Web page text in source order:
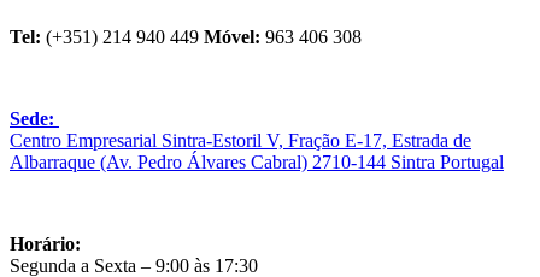
Tel: (+351) 214 940 449 Móvel: 963 406 308
Sede:
Centro Empresarial Sintra-Estoril V, Fração E-17, Estrada de
Albarraque (Av. Pedro Álvares Cabral) 2710-144 Sintra Portugal
Horário:
Segunda a Sexta – 9:00 às 17:30